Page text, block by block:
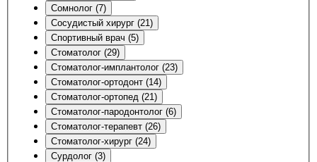
Сомнолог (7)
Сосудистый хирург (21)
Спортивный врач (5)
Стоматолог (29)
Стоматолог-имплантолог (23)
Стоматолог-ортодонт (14)
Стоматолог-ортопед (21)
Стоматолог-пародонтолог (6)
Стоматолог-терапевт (26)
Стоматолог-хирург (24)
Сурдолог (3)